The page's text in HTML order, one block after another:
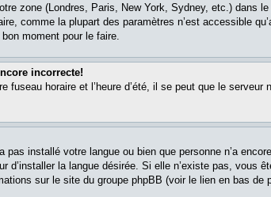
zone (Londres, Paris, New York, Sydney, etc.) dans le
comme la plupart des paramètres n’est accessible
moment pour le faire.
incorrecte!
fuseau horaire et l’heure d’été, il se peut que le serveur
pas installé votre langue ou bien que personne n’a
d’installer la langue désirée. Si elle n’existe pas, vous
sur le site du groupe phpBB (voir le lien en bas de